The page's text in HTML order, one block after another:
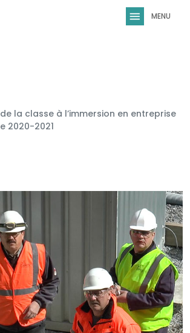
Skip to main content
la classe à l’immersion en entreprise
2020-2021